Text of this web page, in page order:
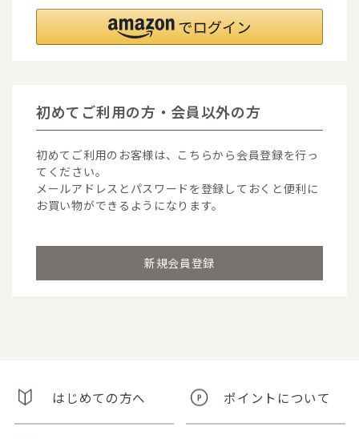
初めてご利用の方・会員以外の方
初めてご利用のお客様は、こちらから会員登録を行っ
てください。
メールアドレスとパスワードを登録しておくと便利に
お買い物ができるようになります。
はじめての方へ ポイントについて